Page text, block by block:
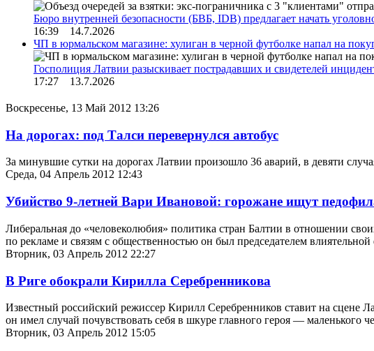
Бюро внутренней безопасности (БВБ, IDB) предлагает начать
16:39 14.7.2026
ЧП в юрмальском магазине: хулиган в черной футболке напал на
Госполиция Латвии разыскивает пострадавших и свидетелей
17:27 13.7.2026
Воскресенье, 13 Май 2012 13:26
На дорогах: под Талси перевернулся автобус
За минувшие сутки на дорогах Латвии произошло 36 аварий, в девяти
Среда, 04 Апрель 2012 12:43
Убийство 9-летней Вари Ивановой: горожане ищут
Либеральная до «человеколюбия» политика стран Балтии в отношении
по рекламе и связям с общественностью он был председателем
Вторник, 03 Апрель 2012 22:27
В Риге обокрали Кирилла Серебренникова
Известный российский режиссер Кирилл Серебренников ставит на сцене
он имел случай почувствовать себя в шкуре главного героя —
Вторник, 03 Апрель 2012 15:05